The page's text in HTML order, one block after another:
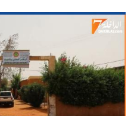
الثلاثاء, 7 أكتوبر 2025
التهراوي: عبارة “اذهب
لمسؤول بمستشفى